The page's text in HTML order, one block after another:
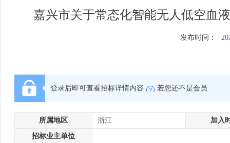
嘉兴市关于常态化智能无人低空血
发布时间：
登录后即可查看招标详情内容 若您还不是会员
所属地区 浙江 加入
招标业主单位